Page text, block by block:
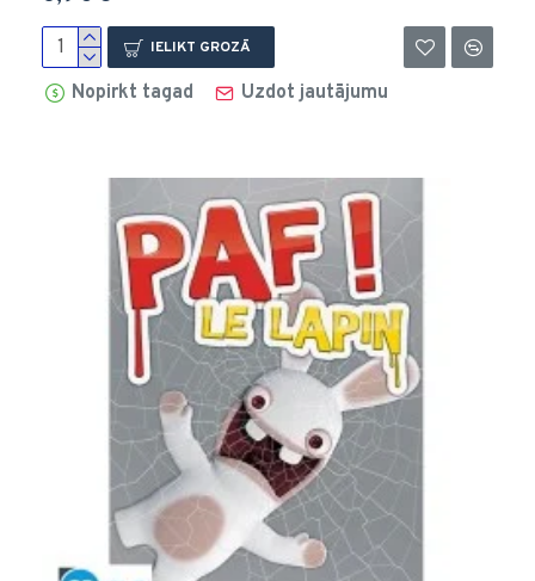
IELIKT GROZĀ
Nopirkt tagad Uzdot jautājumu